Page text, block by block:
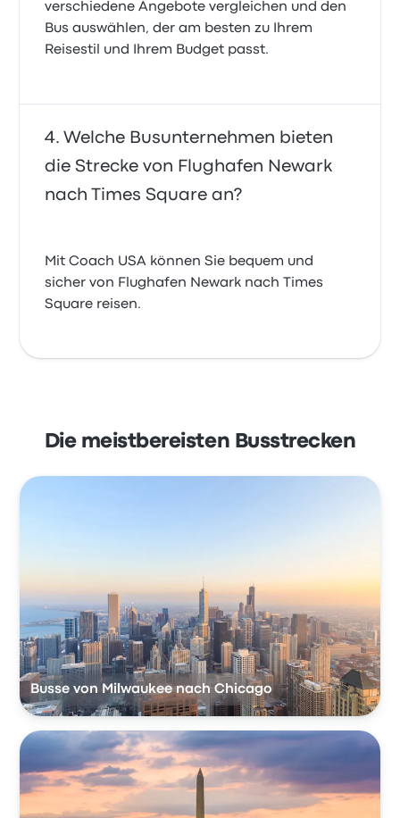
verschiedene Angebote vergleichen und den
Bus auswählen, der am besten zu Ihrem
Reisestil und Ihrem Budget passt.
Welche Busunternehmen bieten
die Strecke von Flughafen Newark
nach Times Square an?
Mit Coach USA können Sie bequem und
sicher von Flughafen Newark nach Times
Square reisen.
Die meistbereisten Busstrecken
Busse von Milwaukee nach Chicago